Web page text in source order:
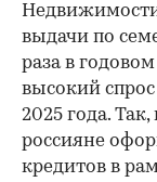
выдачи по
раза в
высокий
2025 года.
россияне
кредитов в